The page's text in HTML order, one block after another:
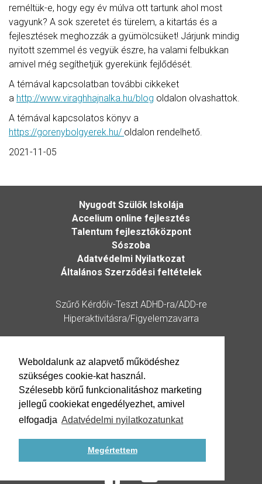
Weboldalunk az alapvető működéshez
szükséges cookie-kat használ.
Szélesebb körű funkcionalitáshoz marketing
jellegű cookiekat engedélyezhet, amivel
elfogadja Adatvédelmi nyilatkozatunkat
Megértettem
reméltük-e, hogy egy év múlva ott tartunk ahol most
vagyunk? A sok szeretet és türelem, a kitartás és a
fejlesztések meghozzák a gyümölcsüket! Járjunk mindig
nyitott szemmel és vegyük észre, ha valami felbukkan
amivel még segíthetjük gyerekünk fejlődését.
A témával kapcsolatban további cikkeket
a http://www.viraghhajnalka.hu/blog oldalon olvashattok.
A témával kapcsolatos könyv a
https://gorenybolgyerek.hu/ oldalon rendelhető.
2021-11-05
Nyugodt Szülők Iskolája
Accelium online fejlesztés
Talentum fejlesztőközpont
Sószoba
Adatvédelmi Nyilatkozat
Általános Szerződési feltételek
Szűrő Kérdőív-Teszt ADHD-ra/ADD-re
Hiperaktivitásra/Figyelemzavarra
Elérhetőség
0630/940-0001
1181. Budapest, Kossuth L. u. 38.